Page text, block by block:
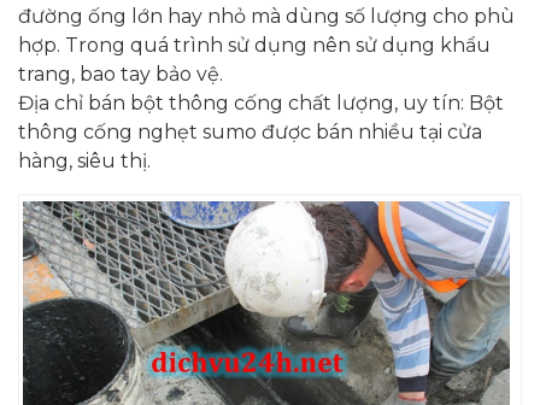
đường ống lớn hay nhỏ mà dùng số lượng cho phù
hợp. Trong quá trình sử dụng nên sử dụng khẩu
trang, bao tay bảo vệ.
Địa chỉ bán bột thông cống chất lượng, uy tín: Bột
thông cống nghẹt sumo được bán nhiều tại cửa
hàng, siêu thị.